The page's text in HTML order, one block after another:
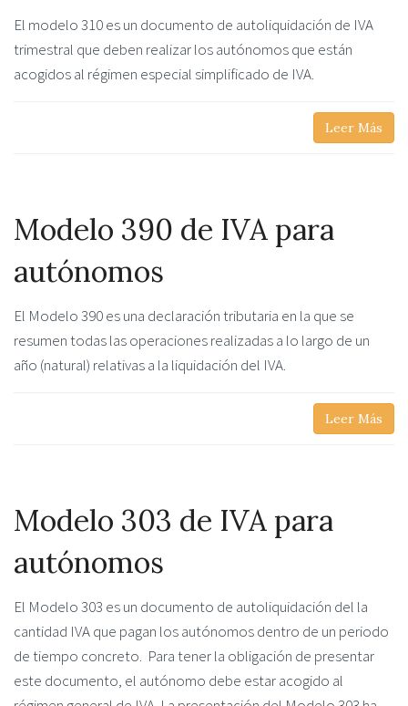
El modelo 310 es un documento de autoliquidación de IVA
trimestral que deben realizar los autónomos que están
acogidos al régimen especial simplificado de IVA.
Leer Más
Modelo 390 de IVA para
autónomos
El Modelo 390 es una declaración tributaria en la que se
resumen todas las operaciones realizadas a lo largo de un
año (natural) relativas a la liquidación del IVA.
Leer Más
Modelo 303 de IVA para
autónomos
El Modelo 303 es un documento de autoliquidación del la
cantidad IVA que pagan los autónomos dentro de un periodo
de tiempo concreto. Para tener la obligación de presentar
este documento, el autónomo debe estar acogido al